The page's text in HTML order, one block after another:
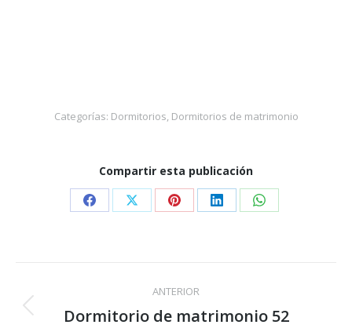
Categorías: Dormitorios, Dormitorios de matrimonio
Compartir esta publicación
Share Share Share Share Share
Navegación
entre
ANTERIOR
Proyecto
Dormitorio de matrimonio 52